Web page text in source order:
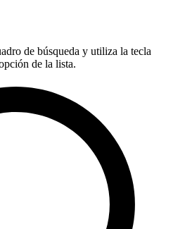
de búsqueda y utiliza la tecla
de la lista.